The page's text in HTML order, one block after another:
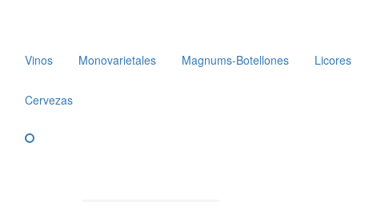
Vinos Monovarietales Magnums-Botellones Licores
Cervezas